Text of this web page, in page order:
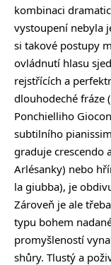
kombinaci
vystoupení nebyla
si takové postupy
ovládnutí hlasu
rejstřících a
dlouhodeché fráze
Ponchielliho
subtilního
graduje crescendo
Arlésanky) nebo
la giubba), je
Zároveň je ale
typu bohem
promyšleností
shůry. Tlustý a